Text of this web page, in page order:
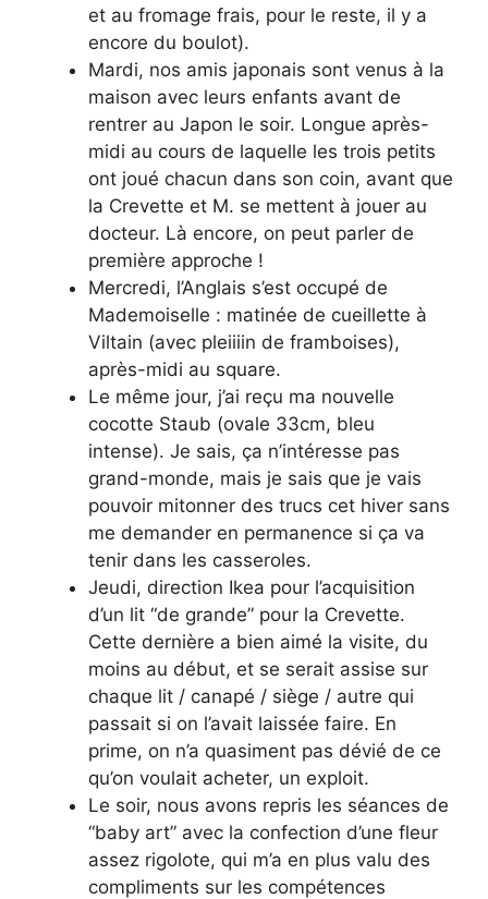
et au fromage frais, pour le reste, il y a
encore du boulot).
Mardi, nos amis japonais sont venus à la
maison avec leurs enfants avant de
rentrer au Japon le soir. Longue après-
midi au cours de laquelle les trois petits
ont joué chacun dans son coin, avant que
la Crevette et M. se mettent à jouer au
docteur. Là encore, on peut parler de
première approche !
Mercredi, l’Anglais s’est occupé de
Mademoiselle : matinée de cueillette à
Viltain (avec pleiiiin de framboises),
après-midi au square.
Le même jour, j’ai reçu ma nouvelle
cocotte Staub (ovale 33cm, bleu
intense). Je sais, ça n’intéresse pas
grand-monde, mais je sais que je vais
pouvoir mitonner des trucs cet hiver sans
me demander en permanence si ça va
tenir dans les casseroles.
Jeudi, direction Ikea pour l’acquisition
d’un lit “de grande” pour la Crevette.
Cette dernière a bien aimé la visite, du
moins au début, et se serait assise sur
chaque lit / canapé / siège / autre qui
passait si on l’avait laissée faire. En
prime, on n’a quasiment pas dévié de ce
qu’on voulait acheter, un exploit.
Le soir, nous avons repris les séances de
“baby art” avec la confection d’une fleur
assez rigolote, qui m’a en plus valu des
compliments sur les compétences